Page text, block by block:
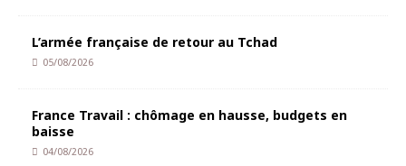
L’armée française de retour au Tchad
05/08/2026
France Travail : chômage en hausse, budgets en
baisse
04/08/2026